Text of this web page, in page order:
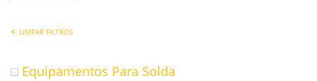
LIMPAR FILTROS
Equipamentos Para Solda